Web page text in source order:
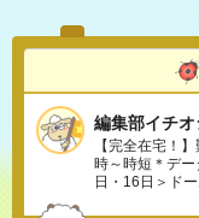
編集部イチオ
【完全在宅！
時～時短＊デ
日・16日＞ド